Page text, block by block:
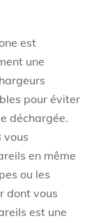
est
une
pour éviter
déchargée.
vous
en même
ou les
dont vous
est une